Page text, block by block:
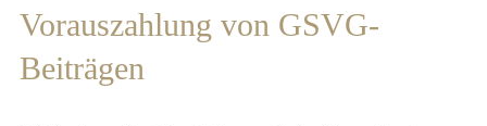
Vorauszahlung von GSVG-
Beiträgen